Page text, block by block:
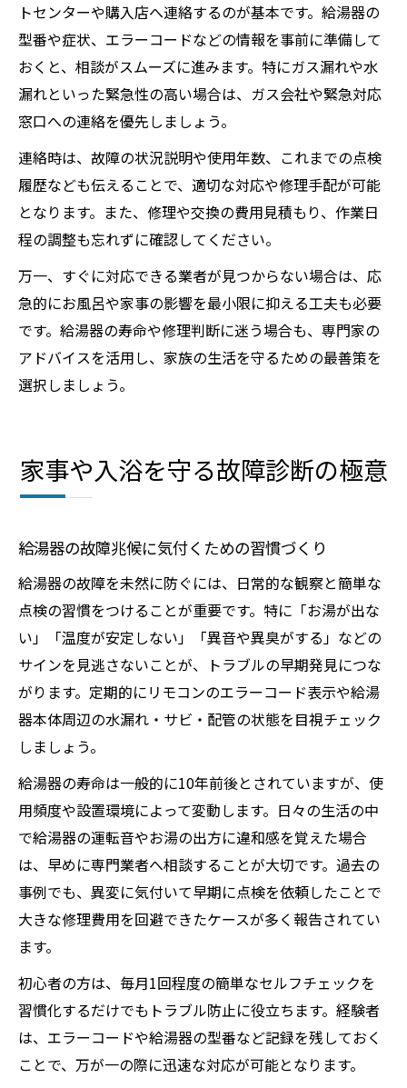
トセンターや購入店へ連絡するのが基本です。給湯器の
型番や症状、エラーコードなどの情報を事前に準備して
おくと、相談がスムーズに進みます。特にガス漏れや水
漏れといった緊急性の高い場合は、ガス会社や緊急対応
窓口への連絡を優先しましょう。
連絡時は、故障の状況説明や使用年数、これまでの点検
履歴なども伝えることで、適切な対応や修理手配が可能
となります。また、修理や交換の費用見積もり、作業日
程の調整も忘れずに確認してください。
万一、すぐに対応できる業者が見つからない場合は、応
急的にお風呂や家事の影響を最小限に抑える工夫も必要
です。給湯器の寿命や修理判断に迷う場合も、専門家の
アドバイスを活用し、家族の生活を守るための最善策を
選択しましょう。
家事や入浴を守る故障診断の極意
給湯器の故障兆候に気付くための習慣づくり
給湯器の故障を未然に防ぐには、日常的な観察と簡単な
点検の習慣をつけることが重要です。特に「お湯が出な
い」「温度が安定しない」「異音や異臭がする」などの
サインを見逃さないことが、トラブルの早期発見につな
がります。定期的にリモコンのエラーコード表示や給湯
器本体周辺の水漏れ・サビ・配管の状態を目視チェック
しましょう。
給湯器の寿命は一般的に10年前後とされていますが、使
用頻度や設置環境によって変動します。日々の生活の中
で給湯器の運転音やお湯の出方に違和感を覚えた場合
は、早めに専門業者へ相談することが大切です。過去の
事例でも、異変に気付いて早期に点検を依頼したことで
大きな修理費用を回避できたケースが多く報告されてい
ます。
初心者の方は、毎月1回程度の簡単なセルフチェックを
習慣化するだけでもトラブル防止に役立ちます。経験者
は、エラーコードや給湯器の型番など記録を残しておく
ことで、万が一の際に迅速な対応が可能となります。